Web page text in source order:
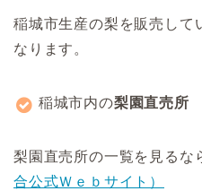
稲城市生産の梨を販売して
なります。
稲城市内の梨園直売所
梨園直売所の一覧を見るな
合公式Ｗｅｂサイト）